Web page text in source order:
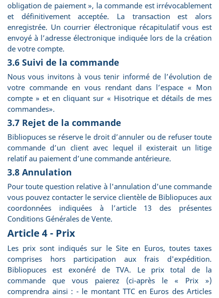
obligation de paiement », la commande est irrévocablement
et définitivement acceptée. La transaction est alors
enregistrée. Un courrier électronique récapitulatif vous est
envoyé à l’adresse électronique indiquée lors de la création
de votre compte.
3.6 Suivi de la commande
Nous vous invitons à vous tenir informé de l’évolution de
votre commande en vous rendant dans l’espace « Mon
compte » et en cliquant sur « Hisotrique et détails de mes
commandes».
3.7 Rejet de la commande
Bibliopuces se réserve le droit d’annuler ou de refuser toute
commande d’un client avec lequel il existerait un litige
relatif au paiement d’une commande antérieure.
3.8 Annulation
Pour toute question relative à l'annulation d'une commande
vous pouvez contacter le service clientèle de Bibliopuces aux
coordonnées indiquées à l’article 13 des présentes
Conditions Générales de Vente.
Article 4 - Prix
Les prix sont indiqués sur le Site en Euros, toutes taxes
comprises hors participation aux frais d'expédition.
Bibliopuces est exonéré de TVA. Le prix total de la
commande que vous paierez (ci-après le « Prix »)
comprendra ainsi : - le montant TTC en Euros des Articles